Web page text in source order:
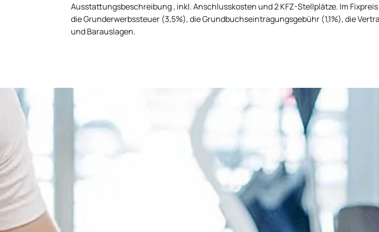
Ausstattungsbeschreibung , inkl. Anschlusskosten und 2 KFZ-Stellplätze. Im
die Grunderwerbssteuer (3,5%), die Grundbuchseintragungsgebühr (1,1%), die
und Barauslagen.